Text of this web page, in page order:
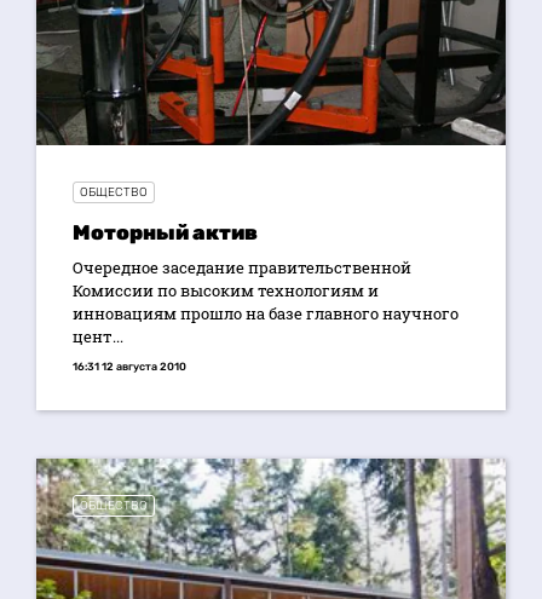
ОБЩЕСТВО
Моторный актив
Очередное заседание правительственной
Комиссии по высоким технологиям и
инновациям прошло на базе главного научного
цент...
16:31 12 августа 2010
ОБЩЕСТВО